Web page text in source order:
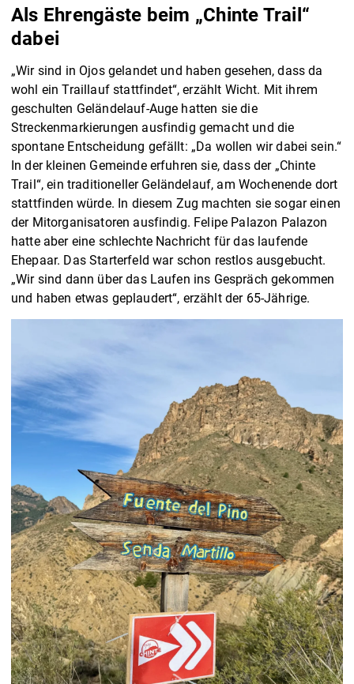
Als Ehrengäste beim „Chinte Trail“
dabei
„Wir sind in Ojos gelandet und haben gesehen, dass da
wohl ein Traillauf stattfindet“, erzählt Wicht. Mit ihrem
geschulten Geländelauf-Auge hatten sie die
Streckenmarkierungen ausfindig gemacht und die
spontane Entscheidung gefällt: „Da wollen wir dabei sein.“
In der kleinen Gemeinde erfuhren sie, dass der „Chinte
Trail“, ein traditioneller Geländelauf, am Wochenende dort
stattfinden würde. In diesem Zug machten sie sogar einen
der Mitorganisatoren ausfindig. Felipe Palazon Palazon
hatte aber eine schlechte Nachricht für das laufende
Ehepaar. Das Starterfeld war schon restlos ausgebucht.
„Wir sind dann über das Laufen ins Gespräch gekommen
und haben etwas geplaudert“, erzählt der 65-Jährige.